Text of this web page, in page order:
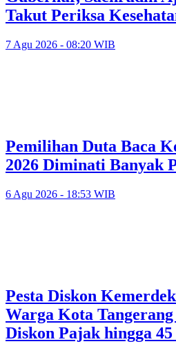
Takut Periksa
7 Agu 2026 - 08:20 WIB
Pemilihan Duta Baca
2026 Diminati Banyak
6 Agu 2026 - 18:53 WIB
Pesta Diskon
Warga Kota
Diskon Pajak hingga 45